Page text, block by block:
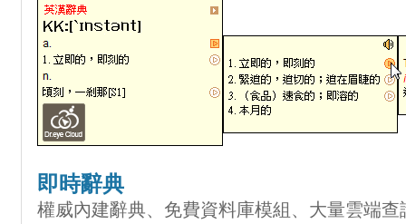
即時辭典
權威內建辭典、免費資料庫模組、大量雲端